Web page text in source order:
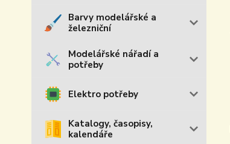
Barvy modelářské a
železniční
Modelářské nářadí a
potřeby
Elektro potřeby
Katalogy, časopisy,
kalendáře